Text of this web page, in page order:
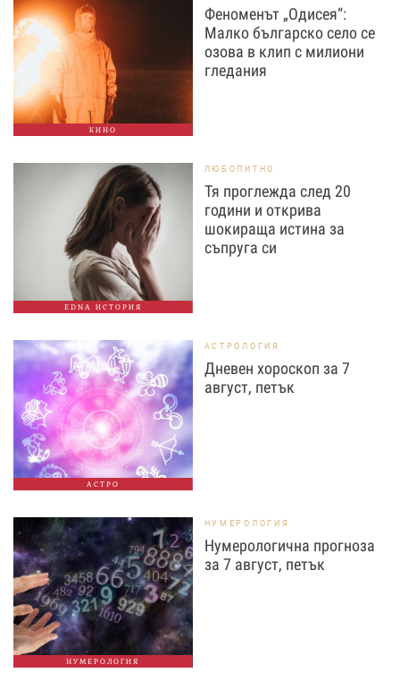
КИНО
Феноменът „Одисея“:
Малко българско село се
озова в клип с милиони
гледания
EDNA ИСТОРИЯ
ЛЮБОПИТНО
Тя проглежда след 20
години и открива
шокираща истина за
съпруга си
АСТРО
АСТРОЛОГИЯ
Дневен хороскоп за 7
август, петък
НУМЕРОЛОГИЯ
НУМЕРОЛОГИЯ
Нумерологична прогноза
за 7 август, петък